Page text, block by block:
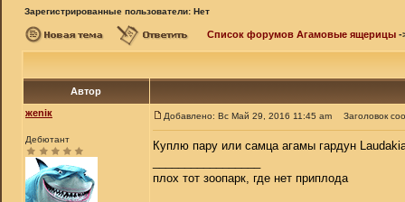
Зарегистрированные пользователи: Нет
Список форумов Агамовые ящерицы -
Автор
жеniк
Дебютант
Добавлено: Вс Май 29, 2016 11:45 am Заголовок
Куплю пару или самца агамы гардун
плох тот зоопарк, где нет приплода